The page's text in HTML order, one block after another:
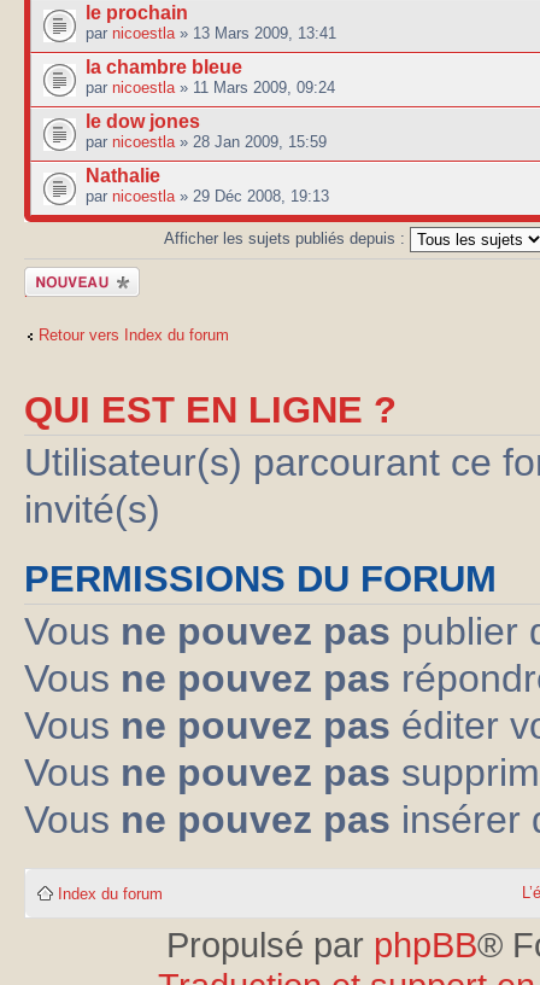
le prochain
par nicoestla » 13 Mars 2009, 13:41
la chambre bleue
par nicoestla » 11 Mars 2009, 09:24
le dow jones
par nicoestla » 28 Jan 2009, 15:59
Nathalie
par nicoestla » 29 Déc 2008, 19:13
Afficher les sujets publiés depuis :
Publier un
nouveau sujet
Retour vers Index du forum
QUI EST EN LIGNE ?
Utilisateur(s) parcourant ce
invité(s)
PERMISSIONS DU FORUM
Vous ne pouvez pas publier
Vous ne pouvez pas
Vous ne pouvez pas éditer
Vous ne pouvez pas
Vous ne pouvez pas insérer
Index du forum
Propulsé par phpBB®